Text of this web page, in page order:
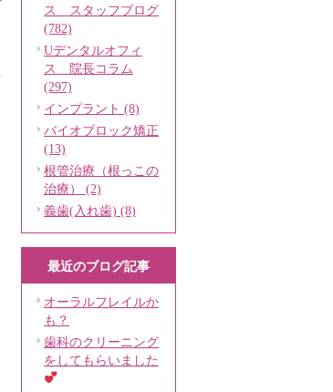
ス スタッフブログ
(782)
Uデンタルオフィ
ス 院長コラム
(297)
インプラント (8)
バイオブロック矯正
(13)
根管治療（根っこの
治療） (2)
義歯(入れ歯) (8)
最近のブログ記事
オーラルフレイルか
も？
歯科のクリーニング
をしてもらいました